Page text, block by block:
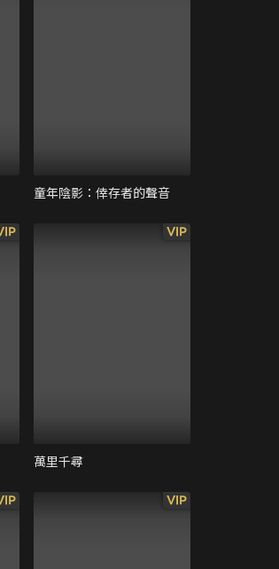
童年陰影：倖存者的聲音
VIP
萬里千尋
VIP